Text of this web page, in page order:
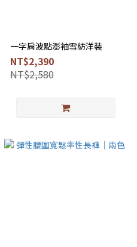
一字肩波點澎袖雪紡洋裝
NT$2,390
NT$2,580